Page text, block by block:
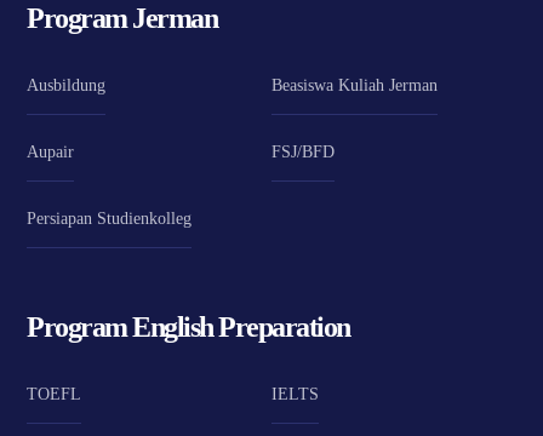
Program Jerman
Ausbildung Beasiswa Kuliah Jerman
Aupair FSJ/BFD
Persiapan Studienkolleg
Program English Preparation
TOEFL IELTS